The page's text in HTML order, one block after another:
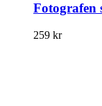
Fotografen
259 kr